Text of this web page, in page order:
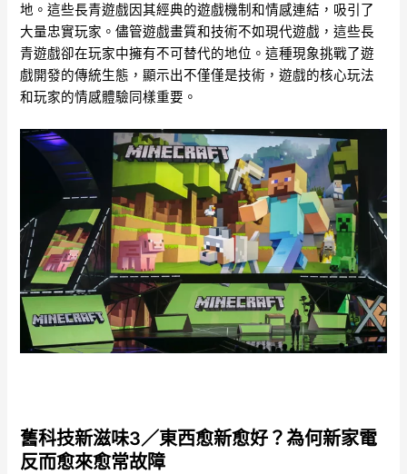
地。這些長青遊戲因其經典的遊戲機制和情感連結，吸引了
大量忠實玩家。儘管遊戲畫質和技術不如現代遊戲，這些長
青遊戲卻在玩家中擁有不可替代的地位。這種現象挑戰了遊
戲開發的傳統生態，顯示出不僅僅是技術，遊戲的核心玩法
和玩家的情感體驗同樣重要。
舊科技新滋味3／東西愈新愈好？為何新家電
反而愈來愈常故障